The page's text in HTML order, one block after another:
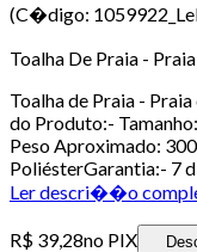
(C�digo:
Toalha De Praia -
Toalha de Praia -
do Produto:-
Peso Aproximado:
PoliésterGarantia:- 7
Ler descri��o
R$ 39,28no PIX